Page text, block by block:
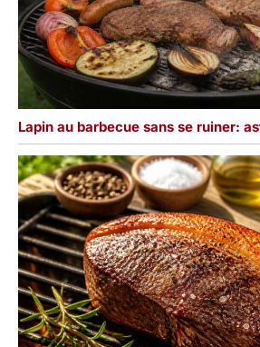
Lapin au barbecue sans se ruiner: